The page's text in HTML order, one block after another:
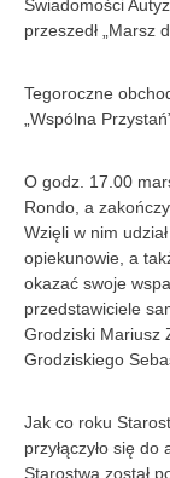
Świadomości
przeszedł „Marsz
Tegoroczne
„Wspólna
O godz. 17.00
Rondo, a
Wzięli w nim
opiekunowie, a
okazać swoje
przedstawiciele
Grodziski Mariusz
Grodziskiego
Jak co roku
przyłączyło się
Starostwa został